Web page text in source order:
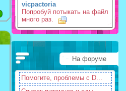
vicpactoria
Попробуй потыкать на файл
много раз.
На форуме
Помогите, проблемы с D...